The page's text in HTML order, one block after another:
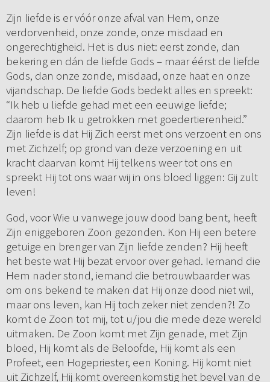
Zijn liefde is er vóór onze afval van Hem, onze
verdorvenheid, onze zonde, onze misdaad en
ongerechtigheid. Het is dus niet: eerst zonde, dan
bekering en dán de liefde Gods – maar éérst de liefde
Gods, dan onze zonde, misdaad, onze haat en onze
vijandschap. De liefde Gods bedekt alles en spreekt:
“Ik heb u liefde gehad met een eeuwige liefde;
daarom heb Ik u getrokken met goedertierenheid.”
Zijn liefde is dat Hij Zich eerst met ons verzoent en ons
met Zichzelf; op grond van deze verzoening en uit
kracht daarvan komt Hij telkens weer tot ons en
spreekt Hij tot ons waar wij in ons bloed liggen: Gij zult
leven!
God, voor Wie u vanwege jouw dood bang bent, heeft
Zijn eniggeboren Zoon gezonden. Kon Hij een betere
getuige en brenger van Zijn liefde zenden? Hij heeft
het beste wat Hij bezat ervoor over gehad. Iemand die
Hem nader stond, iemand die betrouwbaarder was
om ons bekend te maken dat Hij onze dood niet wil,
maar ons leven, kan Hij toch zeker niet zenden?! Zo
komt de Zoon tot mij, tot u/jou die mede deze wereld
uitmaken. De Zoon komt met Zijn genade, met Zijn
bloed, Hij komt als de Beloofde, Hij komt als een
Profeet, een Hogepriester, een Koning. Hij komt niet
uit Zichzelf, Hij komt overeenkomstig het bevel van de